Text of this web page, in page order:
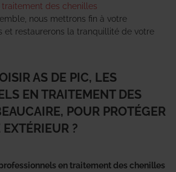
traitement des chenilles
nous mettrons fin à votre
et restaurerons la tranquillité de votre
AS DE PIC, LES
EN TRAITEMENT DES
POUR PROTÉGER
EXTÉRIEUR ?
en traitement des chenilles